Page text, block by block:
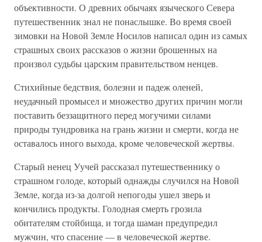
объективности. О древних обычаях языческого Севера
путешественник знал не понаслышке. Во время своей
зимовки на Новой Земле Носилов написал один из самых
страшных своих рассказов о жизни брошенных на
произвол судьбы царским правительством ненцев.
Стихийные бедствия, болезни и падеж оленей,
неудачный промысел и множество других причин могли
поставить беззащитного перед могучими силами
природы тундровика на грань жизни и смерти, когда не
оставалось иного выхода, кроме человеческой жертвы.
Старый ненец Уучей рассказал путешественнику о
страшном голоде, который однажды случился на Новой
Земле, когда из-за долгой непогоды ушел зверь и
кончились продукты. Голодная смерть грозила
обитателям стойбища, и тогда шаман предупредил
мужчин, что спасение — в человеческой жертве.